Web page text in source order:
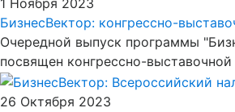
БизнесВектор: конгрессно-
Очередной выпуск программы
посвящен конгрессно-выставочной
26 Октября 2023